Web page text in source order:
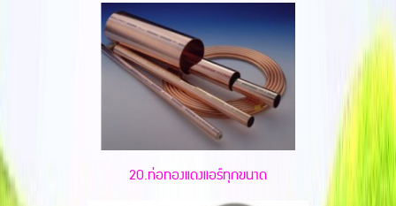
20.ท่อทองแดงแอร์ทุกขนาด